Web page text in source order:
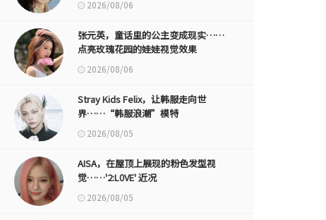
2026/08/06
张元英，童话里的公主变成现实……
点亮玫瑰花园的娃娃视觉效果
2026/08/06
Stray Kids Felix，让韩服走向世
界……“韩服浪潮”模特
2026/08/05
AISA，在屋顶上展现的粉色发型视
觉……'2:L0VE' 近况
2026/08/05